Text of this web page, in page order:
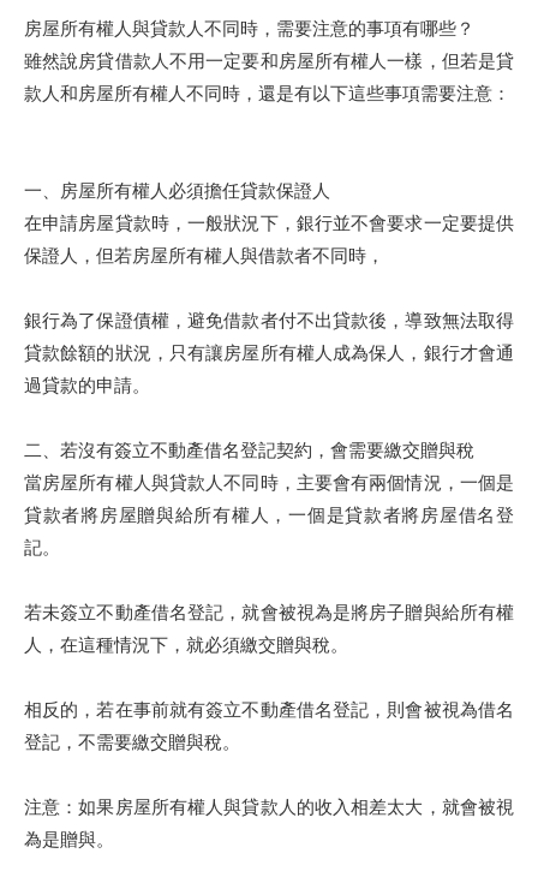
房屋所有權人與貸款人不同時，需要注意的事項有哪些？
雖然說房貸借款人不用一定要和房屋所有權人一樣，但若是貸
款人和房屋所有權人不同時，還是有以下這些事項需要注意：
一、房屋所有權人必須擔任貸款保證人
在申請房屋貸款時，一般狀況下，銀行並不會要求一定要提供
保證人，但若房屋所有權人與借款者不同時，
銀行為了保證債權，避免借款者付不出貸款後，導致無法取得
貸款餘額的狀況，只有讓房屋所有權人成為保人，銀行才會通
過貸款的申請。
二、若沒有簽立不動產借名登記契約，會需要繳交贈與稅
當房屋所有權人與貸款人不同時，主要會有兩個情況，一個是
貸款者將房屋贈與給所有權人，一個是貸款者將房屋借名登
記。
若未簽立不動產借名登記，就會被視為是將房子贈與給所有權
人，在這種情況下，就必須繳交贈與稅。
相反的，若在事前就有簽立不動產借名登記，則會被視為借名
登記，不需要繳交贈與稅。
注意：如果房屋所有權人與貸款人的收入相差太大，就會被視
為是贈與。